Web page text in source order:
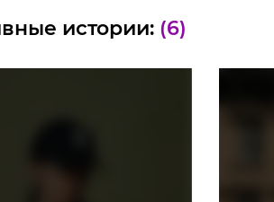
истории: (6)